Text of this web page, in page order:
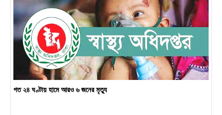
গত ২৪ ঘণ্টায় হামে আরও ৬ জনের মৃত্যু